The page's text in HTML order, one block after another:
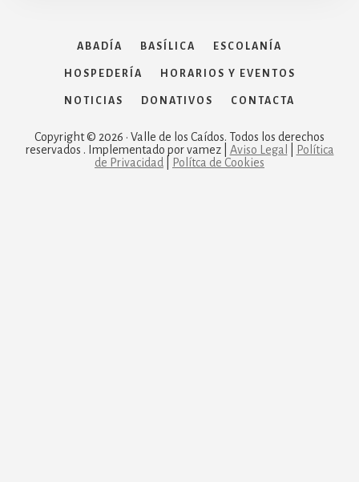
ABADÍA BASÍLICA ESCOLANÍA
HOSPEDERÍA HORARIOS Y EVENTOS
NOTICIAS DONATIVOS CONTACTA
Copyright © 2026 · Valle de los Caídos. Todos los derechos
reservados . Implementado por vamez | Aviso Legal
Política
de Privacidad
Polítca de Cookies